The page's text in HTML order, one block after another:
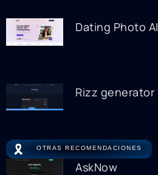
Dating Photo AI
Rizz generator
🎗️ OTRAS RECOMENDACIONES
AskNow